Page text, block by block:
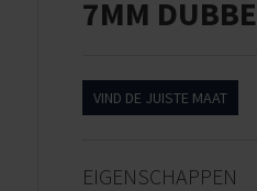
7MM
VIND DE JUISTE MAAT
EIGENSCHAPPEN